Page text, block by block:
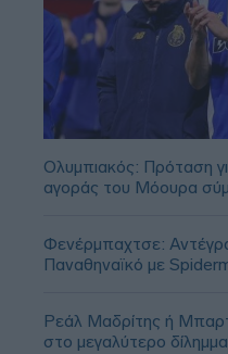
Ολυμπιακός: Πρόταση
αγοράς του Μόουρα
Φενέρμπαχτσε:
Παναθηναϊκό με
Ρεάλ Μαδρίτης ή
στο μεγαλύτερο